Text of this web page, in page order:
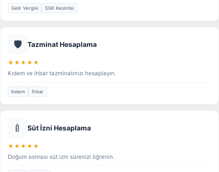
Gelir Vergisi SGK Kesintisi
🛡️ Tazminat Hesaplama
★★★★★
Kıdem ve ihbar tazminatınızı hesaplayın.
Kıdem İhbar
🍼 Süt İzni Hesaplama
★★★★★
Doğum sonrası süt izni sürenizi öğrenin.